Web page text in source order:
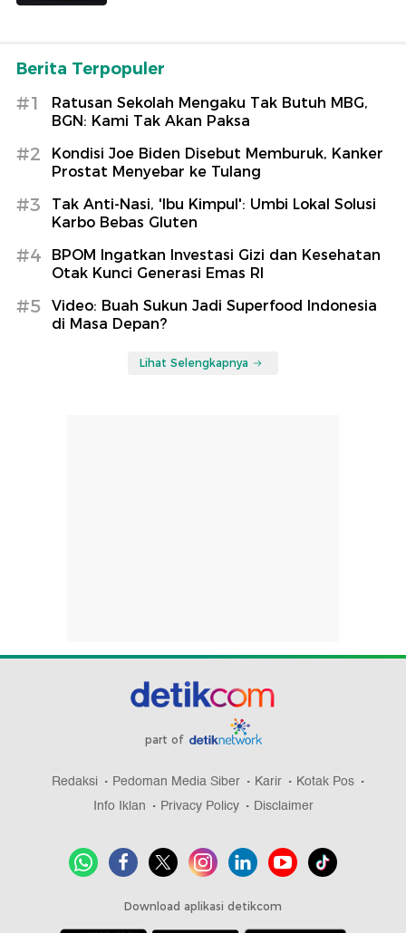
Berita Terpopuler
#1
Ratusan Sekolah Mengaku Tak Butuh MBG,
BGN: Kami Tak Akan Paksa
#2
Kondisi Joe Biden Disebut Memburuk, Kanker
Prostat Menyebar ke Tulang
#3
Tak Anti-Nasi, 'Ibu Kimpul': Umbi Lokal Solusi
Karbo Bebas Gluten
#4
BPOM Ingatkan Investasi Gizi dan Kesehatan
Otak Kunci Generasi Emas RI
#5
Video: Buah Sukun Jadi Superfood Indonesia
di Masa Depan?
Lihat Selengkapnya
part of
Redaksi Pedoman Media Siber Karir
Kotak Pos
Info Iklan
Privacy Policy Disclaimer
Download aplikasi detikcom